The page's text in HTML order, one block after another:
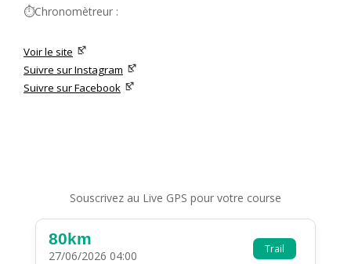
⏱️Chronomètreur :
Voir le site
Suivre sur Instagram
Suivre sur Facebook
Souscrivez au Live GPS pour votre course
Trail
80km
27/06/2026 04:00